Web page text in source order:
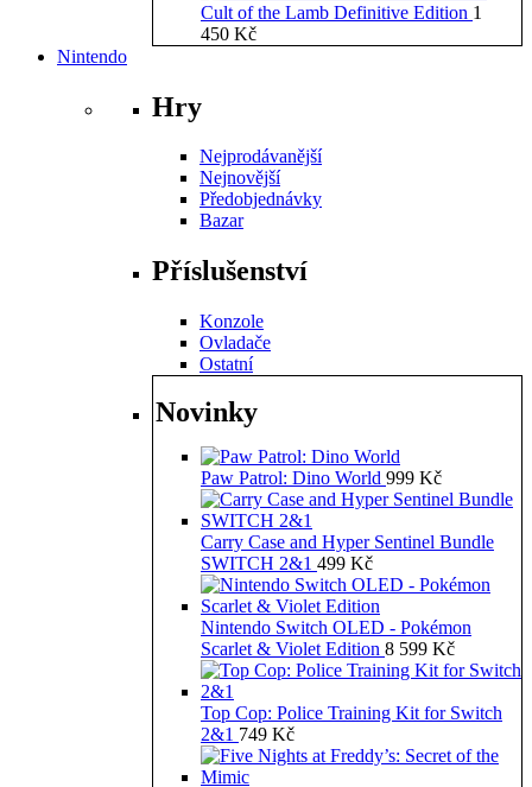
Cult of the Lamb Definitive Edition 1
450 Kč
Nintendo
Hry
Nejprodávanější
Nejnovější
Předobjednávky
Bazar
Příslušenství
Konzole
Ovladače
Ostatní
Novinky
Paw Patrol: Dino World 999 Kč
Carry Case and Hyper Sentinel Bundle
SWITCH 2&1 499 Kč
Nintendo Switch OLED - Pokémon
Scarlet & Violet Edition 8 599 Kč
Top Cop: Police Training Kit for Switch
2&1 749 Kč